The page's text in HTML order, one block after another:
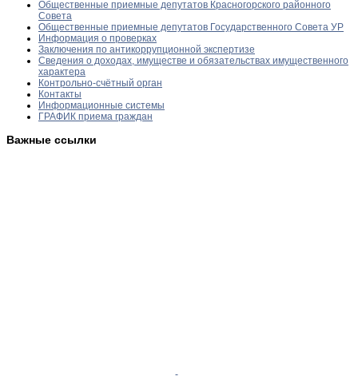
Общественные приемные депутатов Красногорского районного
Совета
Общественные приемные депутатов Государственного Совета УР
Информация о проверках
Заключения по антикоррупционной экспертизе
Сведения о доходах, имуществе и обязательствах имущественного
характера
Контрольно-счётный орган
Контакты
Информационные системы
ГРАФИК приема граждан
Важные ссылки